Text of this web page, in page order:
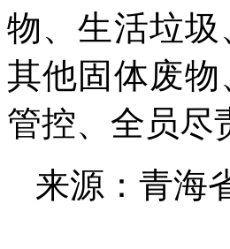
物、生活垃
其他固体废
管控、全员尽
来源：青海